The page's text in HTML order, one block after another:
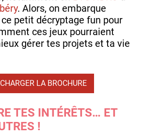
. Alors, on embarque
petit décryptage fun pour
ces jeux pourraient
gérer tes projets et ta vie
LA BROCHURE
TES INTÉRÊTS… ET
!